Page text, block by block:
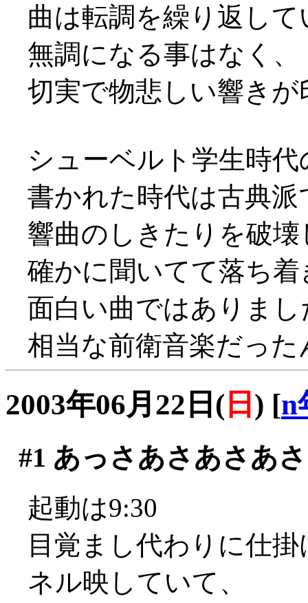
曲は転調を繰り返し
無調になる事はなく、
切実で物悲しい響き
シューベルト学生時代
書かれた時代は古典
響曲のしきたりを破
確かに聞いてて落ち
面白い曲ではありま
相当な前衛音楽だっ
2003年06月22日( 日 ) [n
#1 あっさあさあさあ
起動は9:30
目覚まし代わりに仕
ネル映していて、